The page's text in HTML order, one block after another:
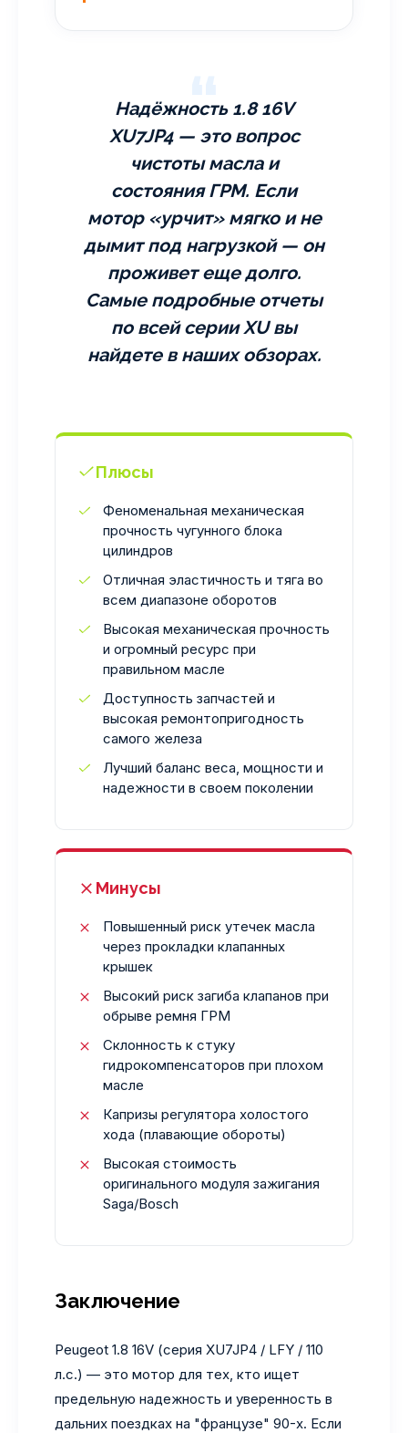
Надёжность 1.8 16V
XU7JP4 — это вопрос
чистоты масла и
состояния ГРМ. Если
мотор «урчит» мягко и не
дымит под нагрузкой — он
проживет еще долго.
Самые подробные отчеты
по всей серии XU вы
найдете в наших обзорах.
Плюсы
Феноменальная механическая
прочность чугунного блока
цилиндров
Отличная эластичность и тяга во
всем диапазоне оборотов
Высокая механическая прочность
и огромный ресурс при
правильном масле
Доступность запчастей и
высокая ремонтопригодность
самого железа
Лучший баланс веса, мощности и
надежности в своем поколении
Минусы
Повышенный риск утечек масла
через прокладки клапанных
крышек
Высокий риск загиба клапанов при
обрыве ремня ГРМ
Склонность к стуку
гидрокомпенсаторов при плохом
масле
Капризы регулятора холостого
хода (плавающие обороты)
Высокая стоимость
оригинального модуля зажигания
Saga/Bosch
Заключение
Peugeot 1.8 16V (серия XU7JP4 / LFY / 110
л.с.) — это мотор для тех, кто ищет
предельную надежность и уверенность в
дальних поездках на "французе" 90-х. Если